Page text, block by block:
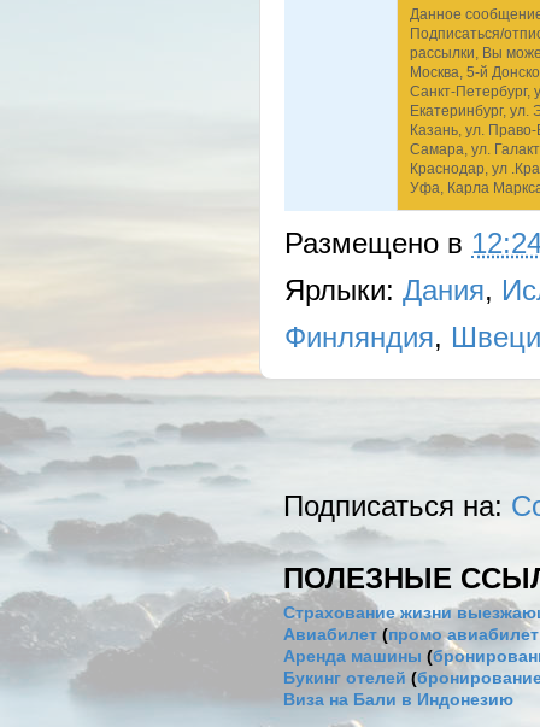
Данное
Подписаться/
рассылки, Вы
Москва, 5-й
Санкт-Петербург,
Екатеринбург,
Казань, ул.
Самара, ул.
Краснодар, ул
Уфа, Карла
Размещено в
Ярлыки: Дания,
Финляндия,
Подписаться на:
ПОЛЕЗНЫЕ
Страхование жизни
Авиабилет (промо
Аренда машины (
Букинг отелей (
Виза на Бали в Индонезию